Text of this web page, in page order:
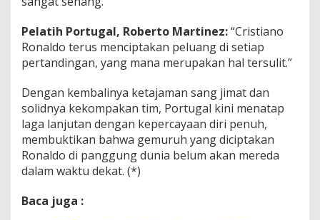
Pelatih Portugal, Roberto Martinez:“Cristiano
Ronaldo terus menciptakan peluang di setiap
pertandingan, yang mana merupakan hal tersulit.”
Dengan kembalinya ketajaman sang jimat dan
solidnya kekompakan tim, Portugal kini menatap
laga lanjutan dengan kepercayaan diri penuh,
membuktikan bahwa gemuruh yang diciptakan
Ronaldo di panggung dunia belum akan mereda
dalam waktu dekat. (*)
Baca juga :